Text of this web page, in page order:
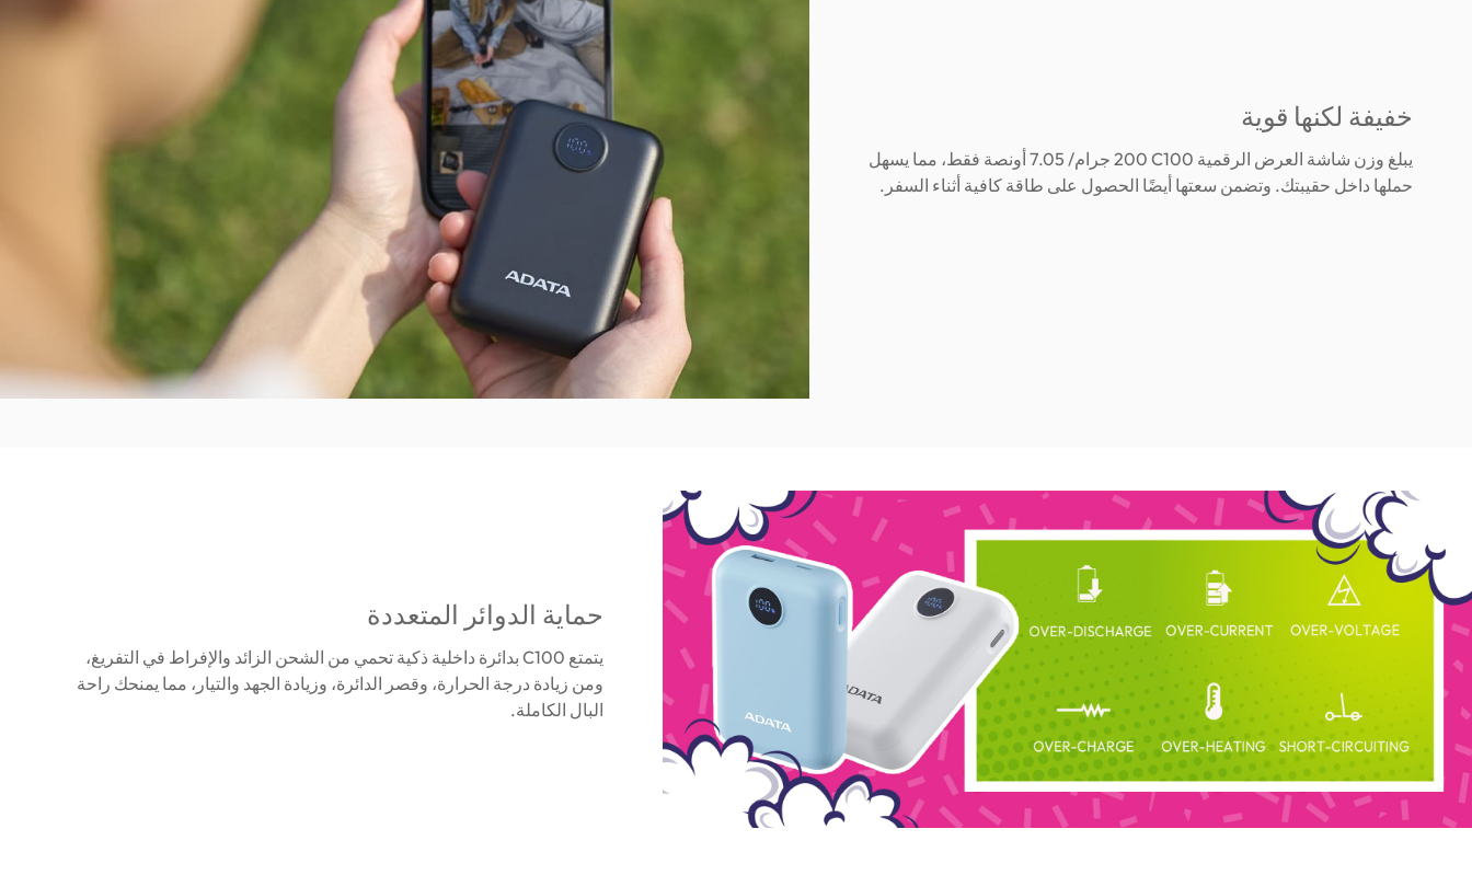
خفيفة لكنها قوية
يبلغ وزن شاشة العرض الرقمية C100 ‏200 جرام/ 7.05 أونصة فقط، مما يسهل
حملها داخل حقيبتك. وتضمن سعتها أيضًا الحصول على طاقة كافية أثناء السفر.
حماية الدوائر المتعددة
يتمتع C100 بدائرة داخلية ذكية تحمي من الشحن الزائد والإفراط في التفريغ،
ومن زيادة درجة الحرارة، وقصر الدائرة، وزيادة الجهد والتيار، مما يمنحك راحة
البال الكاملة.